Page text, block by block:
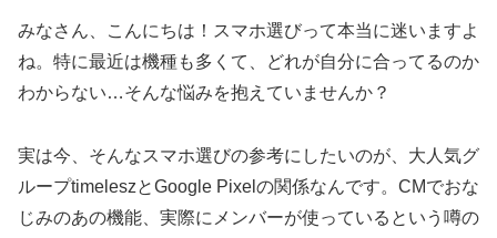
みなさん、こんにちは！スマホ選びって本当に迷いますよ
ね。特に最近は機種も多くて、どれが自分に合ってるのか
わからない…そんな悩みを抱えていませんか？
実は今、そんなスマホ選びの参考にしたいのが、大人気グ
ループtimeleszとGoogle Pixelの関係なんです。CMでおな
じみのあの機能、実際にメンバーが使っているという噂の